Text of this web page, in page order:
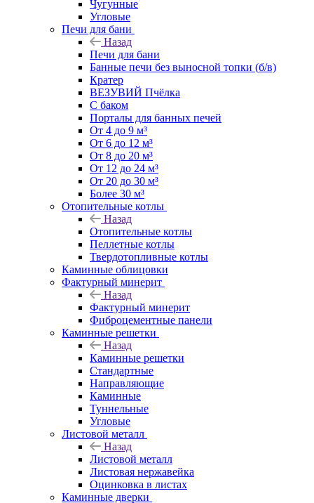
Чугунные
Угловые
Печи для бани
Назад
Печи для бани
Банные печи без выносной топки (б/в)
Кратер
ВЕЗУВИЙ Пчёлка
С баком
Порталы для банных печей
От 4 до 9 м³
От 6 до 12 м³
От 8 до 20 м³
От 12 до 24 м³
От 20 до 30 м³
Более 30 м³
Отопительные котлы
Назад
Отопительные котлы
Пеллетные котлы
Твердотопливные котлы
Каминные облицовки
Фактурный минерит
Назад
Фактурный минерит
Фиброцементные панели
Каминные решетки
Назад
Каминные решетки
Стандартные
Направляющие
Каминные
Туннельные
Угловые
Листовой металл
Назад
Листовой металл
Листовая нержавейка
Оцинковка в листах
Каминные дверки